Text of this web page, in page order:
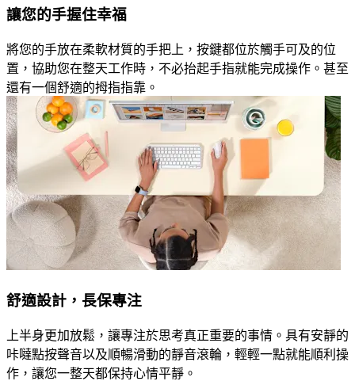
讓您的手握住幸福
將您的手放在柔軟材質的手把上，按鍵都位於觸手可及的位
置，協助您在整天工作時，不必抬起手指就能完成操作。甚至
還有一個舒適的拇指指靠。
舒適設計，長保專注
上半身更加放鬆，讓專注於思考真正重要的事情。具有安靜的
咔噠點按聲音以及順暢滑動的靜音滾輪，輕輕一點就能順利操
作，讓您一整天都保持心情平靜。